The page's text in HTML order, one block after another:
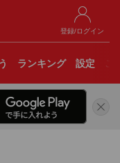
登録/ログイン
ランキング 設定